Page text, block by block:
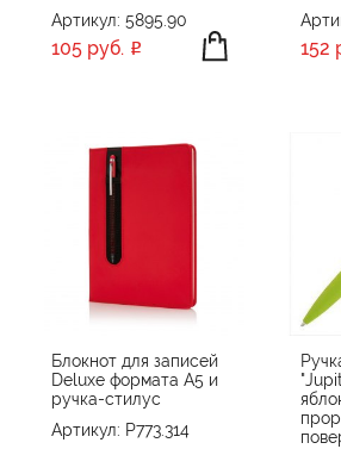
Артикул: 5895.90
105 руб. 152
Блокнот для записей
Deluxe формата A5 и
ручка-стилус
Артикул: P773.314